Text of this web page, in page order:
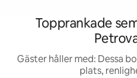
Topprankade
Gäster håller med: Dessa
plats,